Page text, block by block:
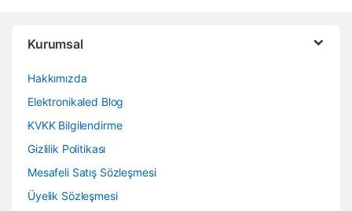
Kurumsal
Hakkımızda
Elektronikaled Blog
KVKK Bilgilendirme
Gizlilik Politikası
Mesafeli Satış Sözleşmesi
Üyelik Sözleşmesi